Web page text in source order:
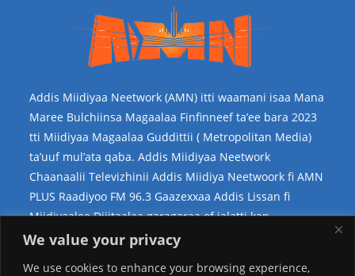
We value your privacy
We use cookies to enhance your browsing experience,
Addis Miidiyaa Neetwork (AMN) itti waamani isaa Mana
Maree Bulchiinsa Magaalaa Finfinneef ta’ee bara 2023
tti Miidiyaa Magaalaa Guddittii ( Metropolitan Media)
ta’uuf mul’ata qaba. Addis Miidiyaa Neetwork
Chaanaalii Televizhinii Addis Miidiya Neetwoork fi AMN
PLUS Raadiyoo FM 96.3 Gaazexxaa Addis Lissan fi
Miidiyaalee Dijitaalaa garagaraa of jalatti kan
hammatedha.
Teessoo Keenya